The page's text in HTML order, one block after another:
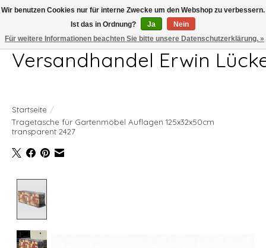
Telefon 04407 715872 MO-DO 7.00-17.00Uhr FR 7.00-13.00Uhr
Versandhandel Erwin
Startseite /
Tragetasche für Gartenmöbel Auflagen 125x32x50cm
transparent 2427
Wir benutzen Cookies nur für interne Zwecke um den Webshop zu verbessern.
Ist das in Ordnung?
Ja
Nein
Für weitere Informationen beachten Sie bitte unsere Datenschutzerklärung. »